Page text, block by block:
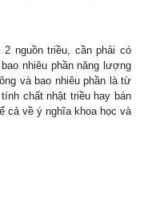
nguồn triều, cần phải có
nhiêu phần năng lượng
và bao nhiêu phần là từ
chất nhật triều hay bán
cả về ý nghĩa khoa học và